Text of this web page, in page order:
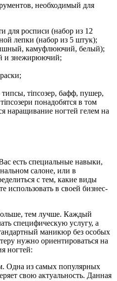
необходимый для
для росписи (набор из 12
лепки (набор из 5 штук);
камуфлюючий, белый);
и знежирюючий;
тіпсозер, бафф, пушер,
понадобятся в том
наращивание ногтей гелем на
есть специальные навыки,
салоне, или в
с тем, какие виды
использовать в своей бизнес-
тем лучше. Каждый
специфическую услугу, а
маникюр без особых
нужно ориентироваться на
ногтей:
Одна из самых популярных
свою актуальность. Данная